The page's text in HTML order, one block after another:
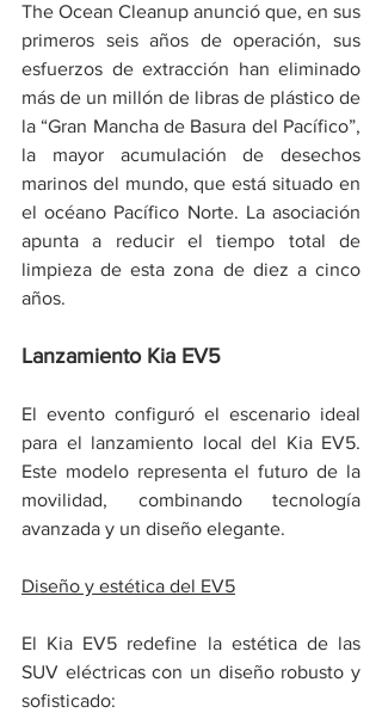
The Ocean Cleanup anunció que, en sus
primeros seis años de operación, sus
esfuerzos de extracción han eliminado
más de un millón de libras de plástico de
la “Gran Mancha de Basura del Pacífico”,
la mayor acumulación de desechos
marinos del mundo, que está situado en
el océano Pacífico Norte. La asociación
apunta a reducir el tiempo total de
limpieza de esta zona de diez a cinco
años.
Lanzamiento Kia EV5
El evento configuró el escenario ideal
para el lanzamiento local del Kia EV5.
Este modelo representa el futuro de la
movilidad, combinando tecnología
avanzada y un diseño elegante.
Diseño y estética del EV5
El Kia EV5 redefine la estética de las
SUV eléctricas con un diseño robusto y
sofisticado: